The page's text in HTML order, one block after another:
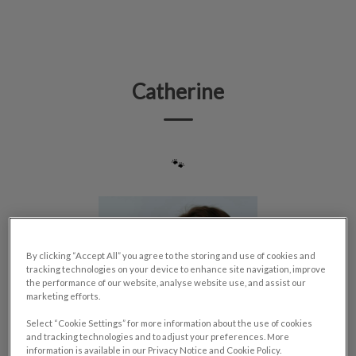
Catherine
🐾
By clicking “Accept All” you agree to the storing and use of cookies and
tracking technologies on your device to enhance site navigation, improve
the performance of our website, analyse website use, and assist our
marketing efforts.
Select “Cookie Settings” for more information about the use of cookies
and tracking technologies and to adjust your preferences. More
information is available in our Privacy Notice and Cookie Policy.